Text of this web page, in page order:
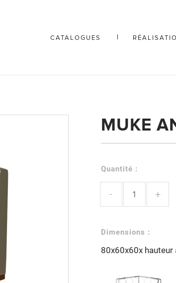
CATALOGUES
MUKE
Quantité :
- +
Dimensions :
80x60x60x